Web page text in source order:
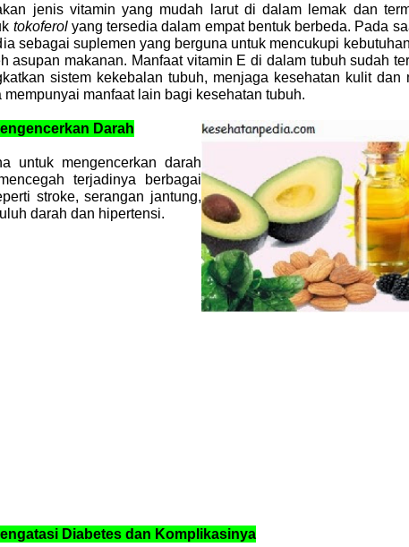
jenis vitamin yang mudah larut di dalam lemak dan
tokoferol yang tersedia dalam empat bentuk berbeda. Pada
sebagai suplemen yang berguna untuk mencukupi
asupan makanan. Manfaat vitamin E di dalam tubuh sudah
sistem kekebalan tubuh, menjaga kesehatan kulit dan
mempunyai manfaat lain bagi kesehatan tubuh.
Darah
untuk mengencerkan darah
terjadinya berbagai
stroke, serangan jantung,
darah dan hipertensi.
Diabetes dan Komplikasinya